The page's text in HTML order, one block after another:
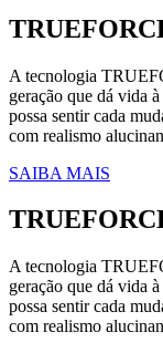
A tecnologia
geração que dá vida
possa sentir cada
com realismo
SAIBA MAIS
A tecnologia
geração que dá vida
possa sentir cada
com realismo